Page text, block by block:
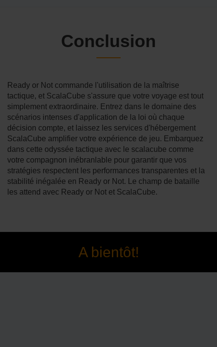
Conclusion
Ready or Not commande l'utilisation de la maîtrise
tactique, et ScalaCube s'assure que votre voyage est tout
simplement extraordinaire. Entrez dans le domaine des
scénarios intenses d'application de la loi où chaque
décision compte, et laissez les services d'hébergement
ScalaCube amplifier votre expérience de jeu. Embarquez
dans cette odyssée tactique avec le scalacube comme
votre compagnon inébranlable pour garantir que vos
stratégies respectent les performances transparentes et la
stabilité inégalée en Ready or Not. Le champ de bataille
les attend avec Ready or Not et ScalaCube.
A bientôt!